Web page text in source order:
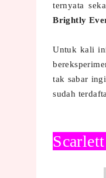
ternyata
Brightly
Untuk kali
tak sabar
sudah